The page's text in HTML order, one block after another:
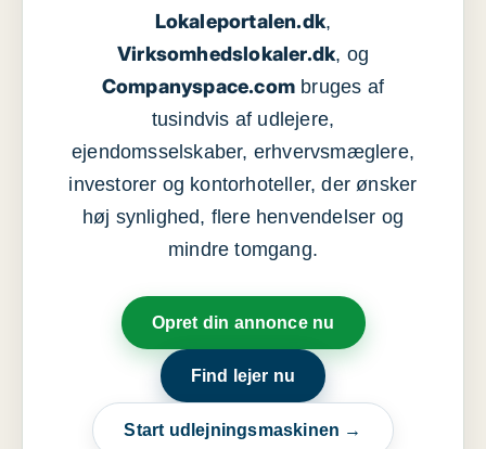
Lokaleportalen.dk,
Virksomhedslokaler.dk, og
Companyspace.com bruges af
tusindvis af udlejere,
ejendomsselskaber, erhvervsmæglere,
investorer og kontorhoteller, der ønsker
høj synlighed, flere henvendelser og
mindre tomgang.
Opret din annonce nu
Find lejer nu
Start udlejningsmaskinen →